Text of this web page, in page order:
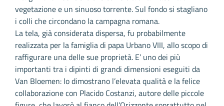
vegetazione e un sinuoso torrente. Sul fondo si stagliano
i colli che circondano la campagna romana.
La tela, già considerata dispersa, fu probabilmente
realizzata per la famiglia di papa Urbano VIII, allo scopo di
raffigurare una delle sue proprietà. E’ uno dei più
importanti tra i dipinti di grandi dimensioni eseguiti da
Van Bloemen: lo dimostrano l’elevata qualità e la felice
collaborazione con Placido Costanzi, autore delle piccole